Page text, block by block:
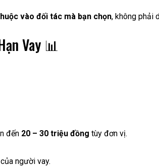
vào đối tác mà bạn chọn, không phải
Vay 📊
đến 20 – 30 triệu đồng tùy đơn vị.
người vay.